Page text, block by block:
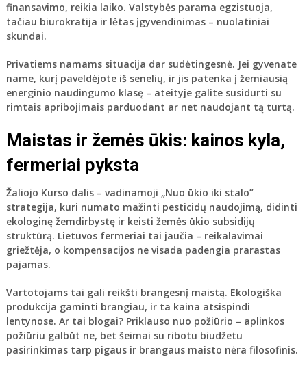
finansavimo, reikia laiko. Valstybės parama egzistuoja,
tačiau biurokratija ir lėtas įgyvendinimas – nuolatiniai
skundai.
Privatiems namams situacija dar sudėtingesnė. Jei gyvenate
name, kurį paveldėjote iš senelių, ir jis patenka į žemiausią
energinio naudingumo klasę – ateityje galite susidurti su
rimtais apribojimais parduodant ar net naudojant tą turtą.
Maistas ir žemės ūkis: kainos kyla,
fermeriai pyksta
Žaliojo Kurso dalis – vadinamoji „Nuo ūkio iki stalo”
strategija, kuri numato mažinti pesticidų naudojimą, didinti
ekologinę žemdirbystę ir keisti žemės ūkio subsidijų
struktūrą. Lietuvos fermeriai tai jaučia – reikalavimai
griežtėja, o kompensacijos ne visada padengia prarastas
pajamas.
Vartotojams tai gali reikšti brangesnį maistą. Ekologiška
produkcija gaminti brangiau, ir ta kaina atsispindi
lentynose. Ar tai blogai? Priklauso nuo požiūrio – aplinkos
požiūriu galbūt ne, bet šeimai su ribotu biudžetu
pasirinkimas tarp pigaus ir brangaus maisto nėra filosofinis.